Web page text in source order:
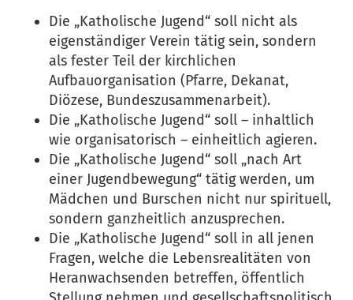
Die „Katholische Jugend“ soll nicht als
eigenständiger Verein tätig sein, sondern
als fester Teil der kirchlichen
Aufbauorganisation (Pfarre, Dekanat,
Diözese, Bundeszusammenarbeit).
Die „Katholische Jugend“ soll – inhaltlich
wie organisatorisch – einheitlich agieren.
Die „Katholische Jugend“ soll „nach Art
einer Jugendbewegung“ tätig werden, um
Mädchen und Burschen nicht nur spirituell,
sondern ganzheitlich anzusprechen.
Die „Katholische Jugend“ soll in all jenen
Fragen, welche die Lebensrealitäten von
Heranwachsenden betreffen, öffentlich